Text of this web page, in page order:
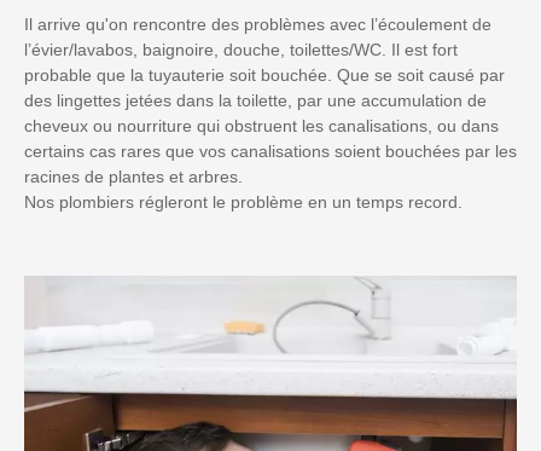
Il arrive qu'on rencontre des problèmes avec l’écoulement de
l’évier/lavabos, baignoire, douche, toilettes/WC. Il est fort
probable que la tuyauterie soit bouchée. Que se soit causé par
des lingettes jetées dans la toilette, par une accumulation de
cheveux ou nourriture qui obstruent les canalisations, ou dans
certains cas rares que vos canalisations soient bouchées par les
racines de plantes et arbres.
Nos plombiers régleront le problème en un temps record.